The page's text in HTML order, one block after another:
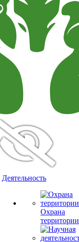
Деятельность
Охрана
территории